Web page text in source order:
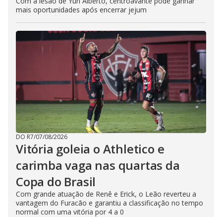
mais oportunidades após encerrar jejum
DO R7/07/08/2026
Vitória goleia o Athletico e
carimba vaga nas quartas da
Copa do Brasil
Com grande atuação de Renê e Erick, o Leão reverteu a
vantagem do Furacão e garantiu a classificação no tempo
normal com uma vitória por 4 a 0